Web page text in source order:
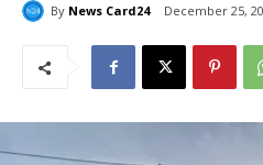
By News Card24 December 25,